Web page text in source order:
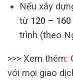
Nếu xây
từ 120 –
trình (theo
>>> Xem thêm:
với mọi giao